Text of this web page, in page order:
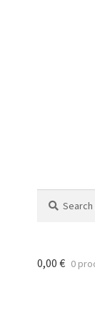
0,00 € 0